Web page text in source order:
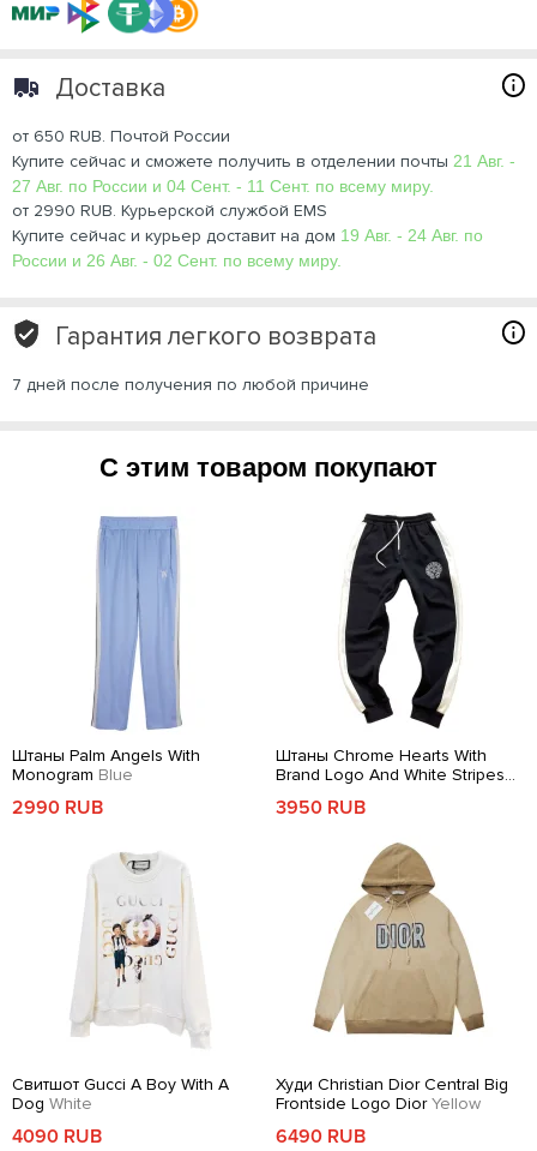
Доставка
от 650 RUB. Почтой России
Купите сейчас и сможете получить в отделении почты 21 Авг. -
27 Авг. по России и 04 Сент. - 11 Сент. по всему миру.
от 2990 RUB. Курьерской службой EMS
Купите сейчас и курьер доставит на дом 19 Авг. - 24 Авг. по
России и 26 Авг. - 02 Сент. по всему миру.
Гарантия легкого возврата
7 дней после получения по любой причине
С этим товаром покупают
Штаны Palm Angels With
Monogram Blue
2990 RUB
Штаны Chrome Hearts With
Brand Logo And White Stripes
3950 RUB
Свитшот Gucci A Boy With A
Dog White
4090 RUB
Худи Christian Dior Central Big
Frontside Logo DiorYellow
6490 RUB